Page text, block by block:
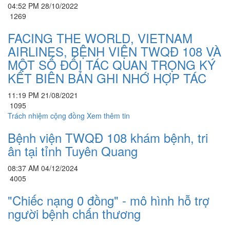
04:52 PM 28/10/2022
1269
FACING THE WORLD, VIETNAM
AIRLINES, BỆNH VIỆN TWQĐ 108 VÀ
MỘT SỐ ĐỐI TÁC QUAN TRỌNG KÝ
KẾT BIÊN BẢN GHI NHỚ HỢP TÁC
11:19 PM 21/08/2021
1095
Trách nhiệm cộng đồng Xem thêm tin
Bệnh viện TWQĐ 108 khám bệnh, tri
ân tại tỉnh Tuyên Quang
08:37 AM 04/12/2024
4005
"Chiếc nạng 0 đồng" - mô hình hỗ trợ
người bệnh chấn thương